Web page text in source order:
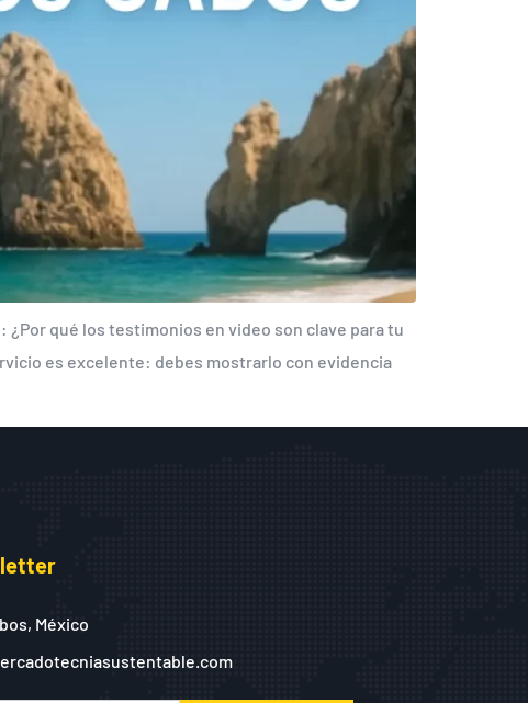
qué los testimonios en video son clave para tu
es excelente: debes mostrarlo con evidencia
México